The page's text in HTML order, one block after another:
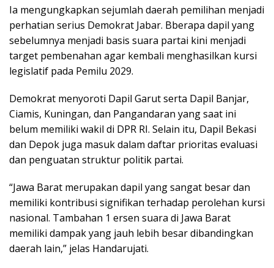
Ia mengungkapkan sejumlah daerah pemilihan menjadi
perhatian serius Demokrat Jabar. Bberapa dapil yang
sebelumnya menjadi basis suara partai kini menjadi
target pembenahan agar kembali menghasilkan kursi
legislatif pada Pemilu 2029.
Demokrat menyoroti Dapil Garut serta Dapil Banjar,
Ciamis, Kuningan, dan Pangandaran yang saat ini
belum memiliki wakil di DPR RI. Selain itu, Dapil Bekasi
dan Depok juga masuk dalam daftar prioritas evaluasi
dan penguatan struktur politik partai.
“Jawa Barat merupakan dapil yang sangat besar dan
memiliki kontribusi signifikan terhadap perolehan kursi
nasional. Tambahan 1 ersen suara di Jawa Barat
memiliki dampak yang jauh lebih besar dibandingkan
daerah lain,” jelas Handarujati.